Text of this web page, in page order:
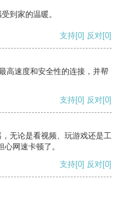
到家的温暖。
支持[0] 反对[0]
高速度和安全性的连接，并帮
支持[0] 反对[0]
无论是看视频、玩游戏还是工
网速卡顿了。
支持[0] 反对[0]